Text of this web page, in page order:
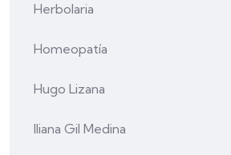
Herbolaria
Homeopatía
Hugo Lizana
Iliana Gil Medina